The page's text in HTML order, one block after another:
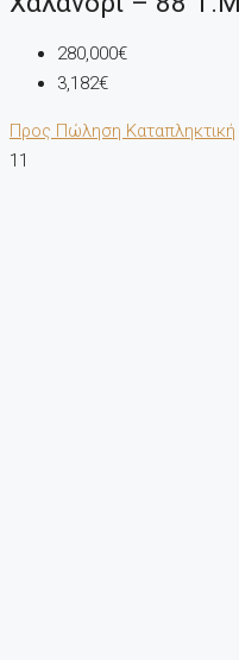
280,000€
3,182€
Προς Πώληση Καταπληκτική
11